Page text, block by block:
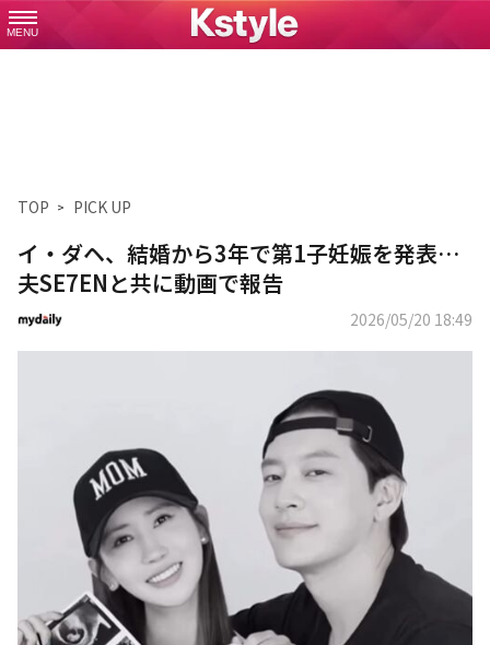
MENU
TOP PICK UP
イ・ダヘ、結婚から3年で第1子妊娠を発表…
夫SE7ENと共に動画で報告
2026/05/20 18:49